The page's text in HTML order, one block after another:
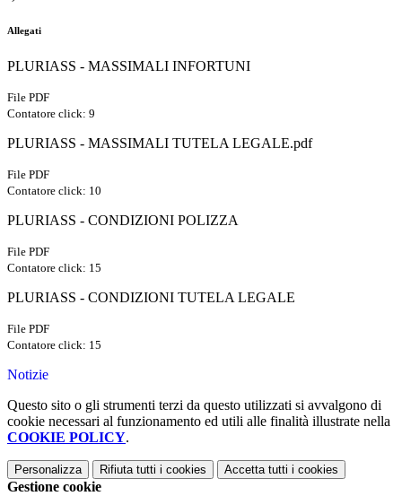
Allegati
PLURIASS - MASSIMALI INFORTUNI
File PDF
Contatore click: 9
PLURIASS - MASSIMALI TUTELA LEGALE.pdf
File PDF
Contatore click: 10
PLURIASS - CONDIZIONI POLIZZA
File PDF
Contatore click: 15
PLURIASS - CONDIZIONI TUTELA LEGALE
File PDF
Contatore click: 15
Notizie
Questo sito o gli strumenti terzi da questo utilizzati si avvalgono di
cookie necessari al funzionamento ed utili alle finalità illustrate nella
COOKIE POLICY.
Personalizza Rifiuta tutti i cookies Accetta tutti i cookies
Gestione cookie